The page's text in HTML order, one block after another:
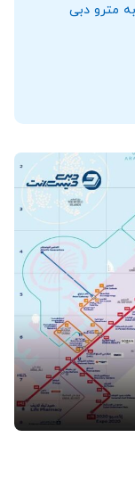
مترو دبی